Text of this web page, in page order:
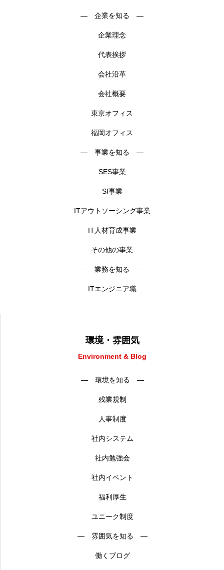
― 企業を知る ―
企業理念
代表挨拶
会社沿革
会社概要
東京オフィス
福岡オフィス
― 事業を知る ―
SES事業
SI事業
ITアウトソーシング事業
IT人材育成事業
その他の事業
― 業務を知る ―
ITエンジニア職
環境・雰囲気
Environment & Blog
― 環境を知る ―
残業規制
人事制度
社内システム
社内勉強会
社内イベント
福利厚生
ユニーク制度
― 雰囲気を知る ―
働くブログ